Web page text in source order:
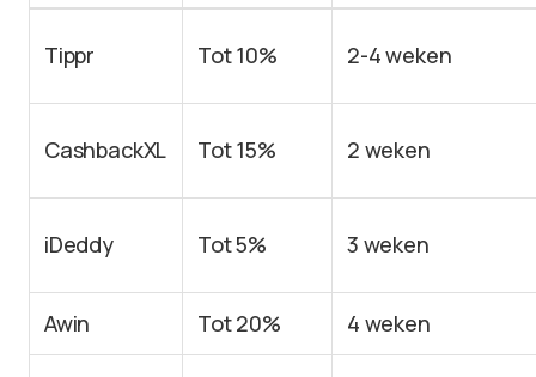
Tippr Tot 10% 2-4 weken
CashbackXL Tot 15% 2 weken
iDeddy Tot 5% 3 weken
Awin Tot 20% 4 weken